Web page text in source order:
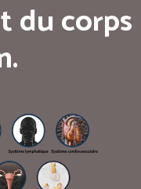
du corps